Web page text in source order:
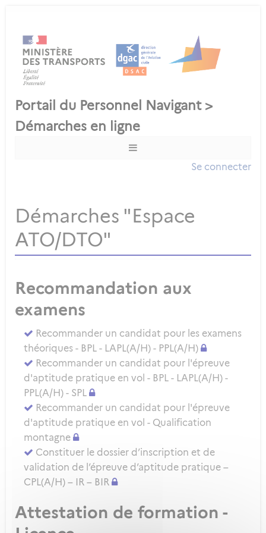
Se connecter
Démarches "Espace
ATO/DTO"
Recommandation aux
examens
Recommander un candidat pour les examens
théoriques - BPL - LAPL(A/H) - PPL(A/H)
Recommander un candidat pour l'épreuve
d'aptitude pratique en vol - BPL - LAPL(A/H) -
PPL(A/H) - SPL
Recommander un candidat pour l'épreuve
d'aptitude pratique en vol - Qualification
montagne
Constituer le dossier d’inscription et de
validation de l’épreuve d’aptitude pratique –
CPL(A/H) – IR – BIR
Attestation de formation -